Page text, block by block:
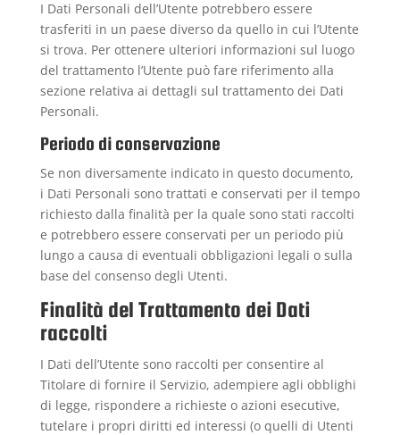
I Dati Personali dell’Utente potrebbero essere
trasferiti in un paese diverso da quello in cui l’Utente
si trova. Per ottenere ulteriori informazioni sul luogo
del trattamento l’Utente può fare riferimento alla
sezione relativa ai dettagli sul trattamento dei Dati
Personali.
Periodo di conservazione
Se non diversamente indicato in questo documento,
i Dati Personali sono trattati e conservati per il tempo
richiesto dalla finalità per la quale sono stati raccolti
e potrebbero essere conservati per un periodo più
lungo a causa di eventuali obbligazioni legali o sulla
base del consenso degli Utenti.
Finalità del Trattamento dei Dati
raccolti
I Dati dell’Utente sono raccolti per consentire al
Titolare di fornire il Servizio, adempiere agli obblighi
di legge, rispondere a richieste o azioni esecutive,
tutelare i propri diritti ed interessi (o quelli di Utenti